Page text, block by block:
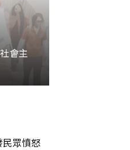
會主
眾憤怒